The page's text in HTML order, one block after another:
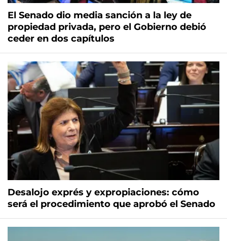
El Senado dio media sanción a la ley de
propiedad privada, pero el Gobierno debió
ceder en dos capítulos
Desalojo exprés y expropiaciones: cómo
será el procedimiento que aprobó el Senado